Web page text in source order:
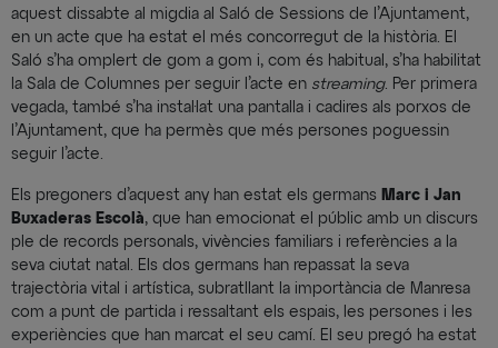
aquest dissabte al migdia al Saló de Sessions de l’Ajuntament,
en un acte que ha estat el més concorregut de la història. El
Saló s’ha omplert de gom a gom i, com és habitual, s’ha habilitat
la Sala de Columnes per seguir l’acte en streaming. Per primera
vegada, també s’ha instal·lat una pantalla i cadires als porxos de
l’Ajuntament, que ha permès que més persones poguessin
seguir l’acte.
Els pregoners d’aquest any han estat els germans Marc i Jan
Buxaderas Escolà, que han emocionat el públic amb un discurs
ple de records personals, vivències familiars i referències a la
seva ciutat natal. Els dos germans han repassat la seva
trajectòria vital i artística, subratllant la importància de Manresa
com a punt de partida i ressaltant els espais, les persones i les
experiències que han marcat el seu camí. El seu pregó ha estat